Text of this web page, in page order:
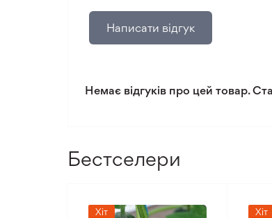
Написати відгук
Немає відгуків про цей товар.
Бестселери
Хіт Хіт